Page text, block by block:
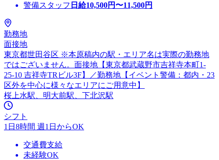
警備スタッフ 日給10,500円〜11,500円
勤務地
面接地
東京都世田谷区 ※本原稿内の駅・エリア名は実際の勤務地
ではございません。面接地【東京都武蔵野市吉祥寺本町1-
25-10 吉祥寺TRビル3F】／勤務地【イベント警備：都内・23
区外を中心に様々なエリアにご用意中】
桜上水駅、明大前駅、下北沢駅
シフト
1日8時間 週1日からOK
交通費支給
未経験OK